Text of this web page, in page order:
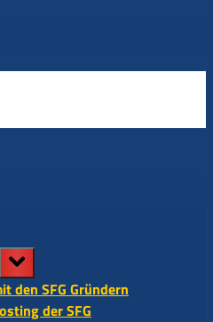
Toggle
sub-
menu
den SFG Gründern
der SFG